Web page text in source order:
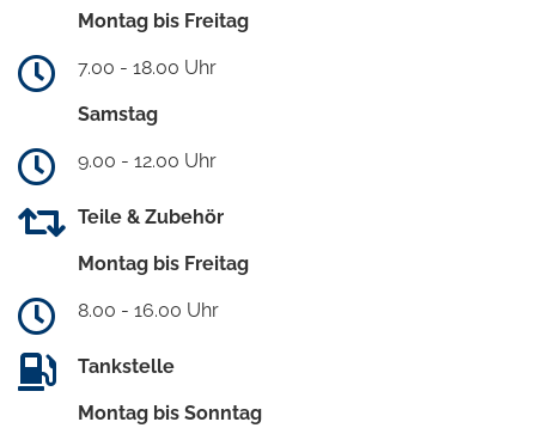
Montag bis Freitag
7.00 - 18.00 Uhr
Samstag
9.00 - 12.00 Uhr
Teile & Zubehör
Montag bis Freitag
8.00 - 16.00 Uhr
Tankstelle
Montag bis Sonntag